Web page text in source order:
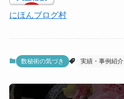
にほんブログ村
数秘術の気づき 実績・事例紹介